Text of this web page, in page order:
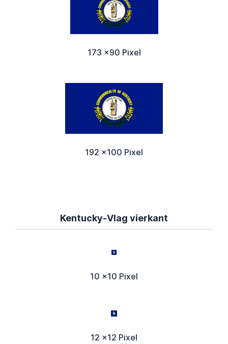
173 x90 Pixel
192 x100 Pixel
Kentucky-Vlag vierkant
10 x10 Pixel
12 x12 Pixel